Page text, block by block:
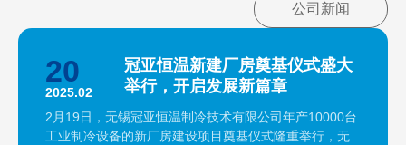
公司新闻
20
2025.02
冠亚恒温新建厂房奠基仪式盛大
举行，开启发展新篇章
2月19日，无锡冠亚恒温制冷技术有限公司年产10000台
工业制冷设备的新厂房建设项目奠基仪式隆重举行，无